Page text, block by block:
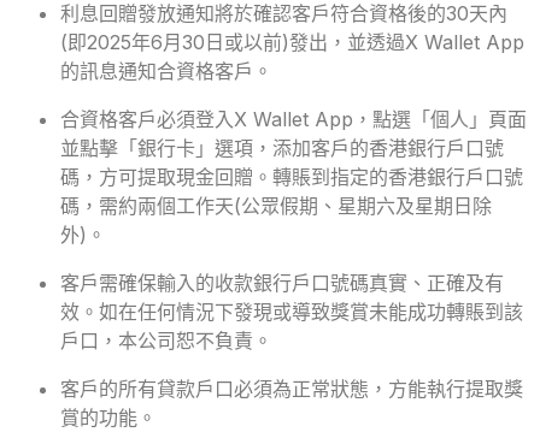
利息回贈發放通知將於確認客戶符合資格後的30天內
(即2025年6月30日或以前)發出，並透過X Wallet App
的訊息通知合資格客戶。
合資格客戶必須登入X Wallet App，點選「個人」頁面
並點擊「銀行卡」選項，添加客戶的香港銀行戶口號
碼，方可提取現金回贈。轉賬到指定的香港銀行戶口號
碼，需約兩個工作天(公眾假期、星期六及星期日除
外)。
客戶需確保輸入的收款銀行戶口號碼真實、正確及有
效。如在任何情況下發現或導致獎賞未能成功轉賬到該
戶口，本公司恕不負責。
客戶的所有貸款戶口必須為正常狀態，方能執行提取獎
賞的功能。